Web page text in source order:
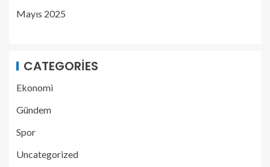
Mayıs 2025
CATEGORIES
Ekonomi
Gündem
Spor
Uncategorized